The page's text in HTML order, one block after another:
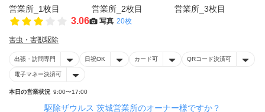
3.06 写真 20枚
害虫・害獣駆除
出張・訪問専門 日祝OK カード可 QRコード決済可
電子マネー決済可
本日の営業状況 9:00〜17:00
駆除ザウルス 茨城営業所のオーナー様ですか？